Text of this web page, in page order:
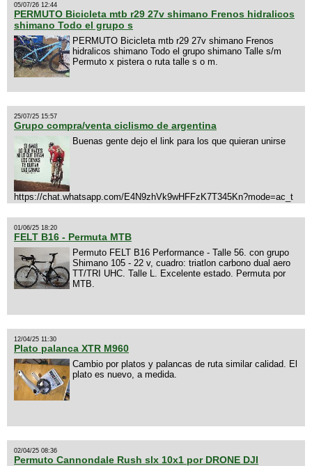
05/07/26 12:44
PERMUTO Bicicleta mtb r29 27v shimano Frenos hidralicos
shimano Todo el grupo s
PERMUTO Bicicleta mtb r29 27v shimano Frenos
hidralicos shimano Todo el grupo shimano Talle s/m
Permuto x pistera o ruta talle s o m.
25/07/25 15:57
Grupo compra/venta ciclismo de argentina
Buenas gente dejo el link para los que quieran unirse
https://chat.whatsapp.com/E4N9zhVk9wHFFzK7T345Kn?mode=ac_t
01/06/25 18:20
FELT B16 - Permuta MTB
Permuto FELT B16 Performance - Talle 56. con grupo
Shimano 105 - 22 v, cuadro: triatlon carbono dual aero
TT/TRI UHC. Talle L. Excelente estado. Permuta por
MTB.
12/04/25 11:30
Plato palanca XTR M960
Cambio por platos y palancas de ruta similar calidad. El
plato es nuevo, a medida.
02/04/25 08:36
Permuto Cannondale Rush slx 10x1 por DRONE DJI